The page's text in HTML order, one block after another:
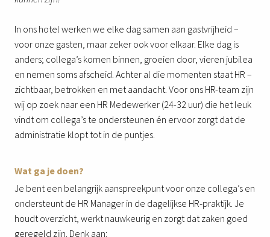
In ons hotel werken we elke dag samen aan gastvrijheid –
voor onze gasten, maar zeker ook voor elkaar. Elke dag is
anders; collega’s komen binnen, groeien door, vieren jubilea
en nemen soms afscheid. Achter al die momenten staat HR –
zichtbaar, betrokken en met aandacht. Voor ons HR-team zijn
wij op zoek naar een HR Medewerker (24-32 uur) die het leuk
vindt om collega’s te ondersteunen én ervoor zorgt dat de
administratie klopt tot in de puntjes.
Wat ga je doen?
Je bent een belangrijk aanspreekpunt voor onze collega’s en
ondersteunt de HR Manager in de dagelijkse HR‑praktijk. Je
houdt overzicht, werkt nauwkeurig en zorgt dat zaken goed
geregeld zijn. Denk aan: